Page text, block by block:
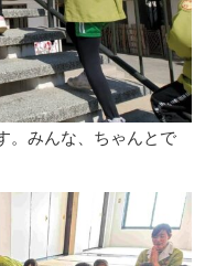
。みんな、ちゃんとで